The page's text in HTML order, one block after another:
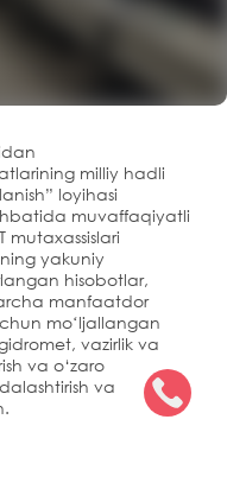
milliy hadli
loyihasi
muvaffaqiyatli
mutaxassislari
yakuniy
hisobotlar,
manfaatdor
moʻljallangan
vazirlik va
va o‘zaro
va